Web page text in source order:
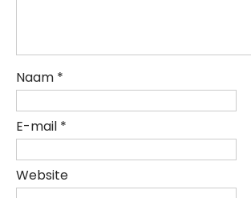
Naam *
E-mail *
Website